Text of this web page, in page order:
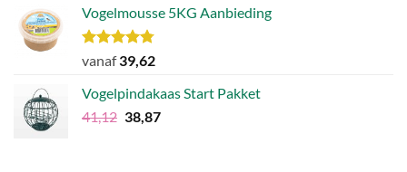
was:
€54,72.
is:
Vogelmousse 5KG Aanbieding
Waardering
uit 5
vanaf39,62
Vogelpindakaas Start Pakket
41,12 Oorspronkelijke
38,87Huidige